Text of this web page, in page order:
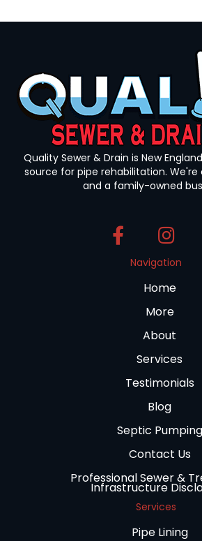
Quality Sewer & Drain is New
source for pipe rehabilitation.
and a family-owned
Navigation
Home
More
About
Services
Testimonials
Blog
Septic Pumping
Contact Us
Professional Sewer &
Infrastructure
Services
Pipe Lining